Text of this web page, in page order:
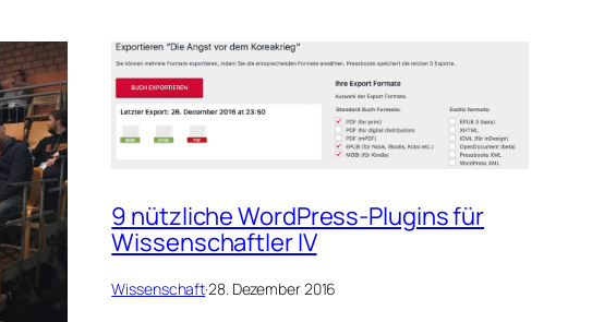
9 nützliche WordPress-Plugins für
Wissenschaftler IV
Wissenschaft·28. Dezember 2016